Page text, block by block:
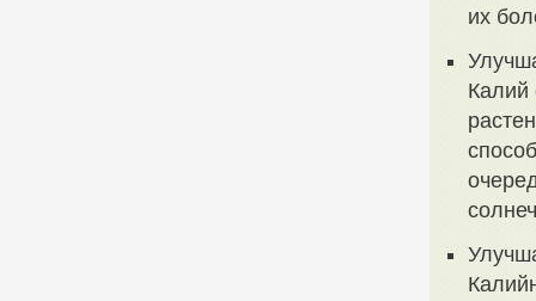
их
Калий